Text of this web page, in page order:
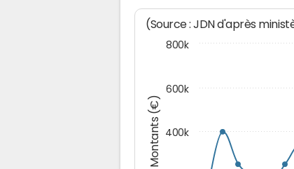
Montants (€)
(Source : JDN d'après
400k
600k
800k